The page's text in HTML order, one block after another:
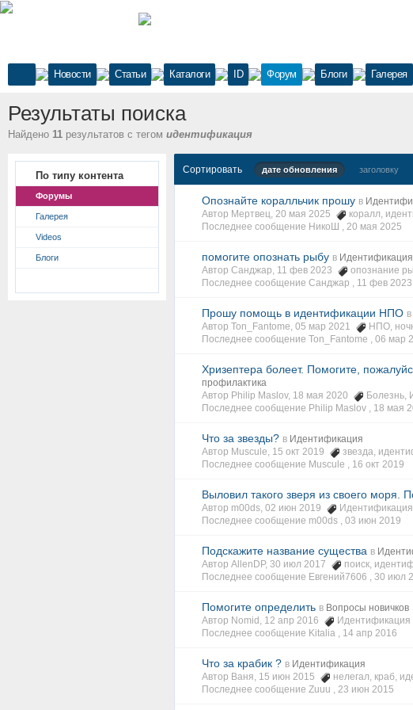
Новости Статьи Каталоги ID Форум Блоги Галерея
Результаты поиска
Найдено 11 результатов с тегом идентификация
По типу контента
Форумы
Галерея
Videos
Блоги
Сортировать дате обновления заголовку
Опознайте коралльчик прошу в
Автор Мертвец, 20 мая 2025
коралл,
Последнее сообщение НикоШ , 20 мая 2025
помогите опознать рыбу в Идентификация
Автор Санджар, 11 фев 2023
опознание
Последнее сообщение Санджар , 11 фев 2023
Прошу помощь в идентификации НПО в
Автор Ton_Fantome, 05 мар 2021
НПО,
Последнее сообщение Ton_Fantome , 06 мар
Хризептера болеет. Помогите,
профилактика
Автор Philip Maslov, 18 мая 2020
Болезнь,
Последнее сообщение Philip Maslov , 18 мая
Что за звезды? в Идентификация
Автор Muscule, 15 окт 2019
звезда,
Последнее сообщение Muscule , 16 окт 2019
Выловил такого зверя из своего моря.
Автор m00ds, 02 июн 2019
Идентификация
Последнее сообщение m00ds , 03 июн 2019
Подскажите название существа в
Автор AllenDP, 30 июл 2017
поиск,
Последнее сообщение Евгений7606 , 30 июл
Помогите определить в Вопросы новичков
Автор Nomid, 12 апр 2016
Идентификация
Последнее сообщение Kitalia , 14 апр 2016
Что за крабик ? в Идентификация
Автор Ваня, 15 июн 2015
нелегал, краб,
Последнее сообщение Zuuu , 23 июн 2015